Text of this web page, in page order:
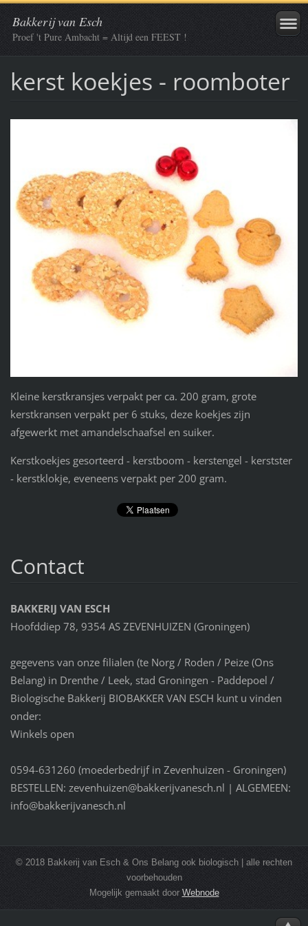
Bakkerij van Esch
Proef 't Pure Ambacht = Altijd een FEEST !
kerst koekjes - roomboter
Kleine kerstkransjes verpakt per ca. 200 gram, grote
kerstkransen verpakt per 6 stuks, deze koekjes zijn
afgewerkt met amandelschaafsel en suiker.
Kerstkoekjes gesorteerd - kerstboom - kerstengel - kerstster
- kerstklokje, eveneens verpakt per 200 gram.
Contact
BAKKERIJ VAN ESCH
Hoofddiep 78, 9354 AS ZEVENHUIZEN (Groningen)
gegevens van onze filialen (te Norg / Roden / Peize (Ons
Belang) in Drenthe / Leek, stad Groningen - Paddepoel /
Biologische Bakkerij BIOBAKKER VAN ESCH kunt u vinden
onder:
Winkels open
0594-631260 (moederbedrijf in Zevenhuizen - Groningen)
BESTELLEN: zevenhuizen@bakkerijvanesch.nl | ALGEMEEN:
info@bakkerijvanesch.nl
© 2018 Bakkerij van Esch & Ons Belang ook biologisch | alle rechten
voorbehouden
Mogelijk gemaakt door Webnode